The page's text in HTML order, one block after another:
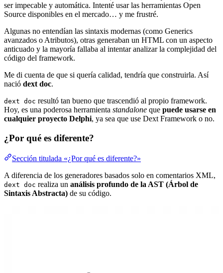
ser impecable y automática. Intenté usar las herramientas Open
Source disponibles en el mercado… y me frustré.
Algunas no entendían las sintaxis modernas (como Generics
avanzados o Atributos), otras generaban un HTML con un aspecto
anticuado y la mayoría fallaba al intentar analizar la complejidad del
código del framework.
Me di cuenta de que si quería calidad, tendría que construirla. Así
nació dext doc.
dext doc resultó tan bueno que trascendió al propio framework.
Hoy, es una poderosa herramienta standalone que puede usarse en
cualquier proyecto Delphi, ya sea que use Dext Framework o no.
¿Por qué es diferente?
Sección titulada «¿Por qué es diferente?»
A diferencia de los generadores basados solo en comentarios XML,
dext doc realiza un análisis profundo de la AST (Árbol de
Sintaxis Abstracta) de su código.